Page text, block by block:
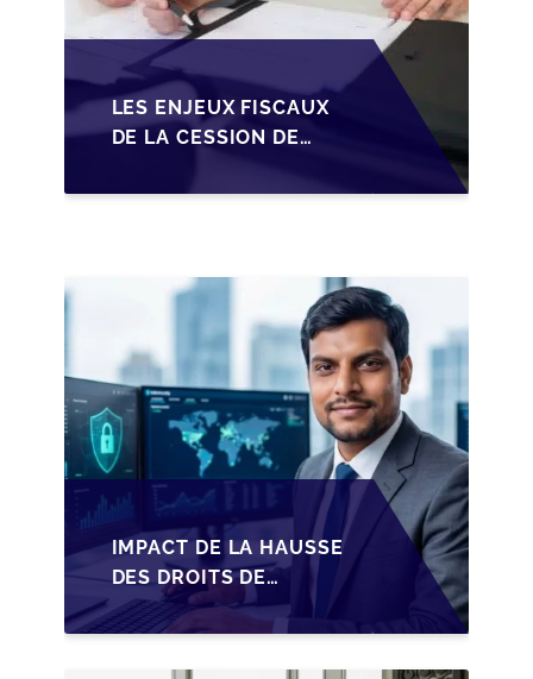
LES ENJEUX FISCAUX
DE LA CESSION DE
LES DIRIGEANTS DE
IMPACT DE LA HAUSSE
DES DROITS DE
SUCCESSION EN
WALLONIE SUR LA
TRANSMISSION